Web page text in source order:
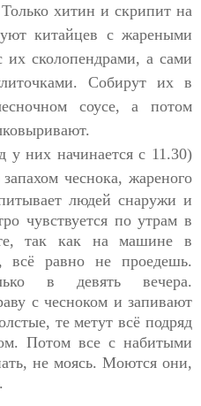
хитин и скрипит на
китайцев с жареными
их сколопендрами, а сами
Собирут их в
соусе, а потом
у них начинается с 11.30)
чеснока, жареного
людей снаружи и
чувствуется по утрам в
так как на машине в
всё равно не проедешь.
в девять вечера.
с чесноком и запивают
те метут всё подряд
Потом все с набитыми
не моясь. Моются они,